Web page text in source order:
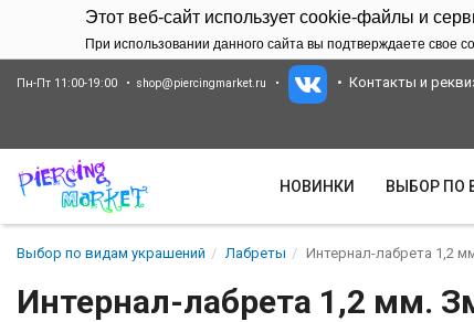
Этот веб-сайт использует cookie-файлы и
При использовании данного сайта вы подтверждаете свое
Пн-Пт 11:00-19:00 shop@piercingmarket.ru Контакты и
НОВИНКИ ВЫБОР ПО
Выбор по видам украшений Лабреты Интернал-лабрета 1,2
Интернал-лабрета 1,2 мм.